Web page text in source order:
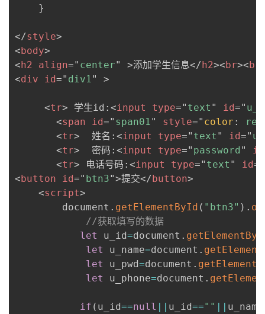
}
</style>
<body>
<h2 align=" center" >添加学生信息</h2><br><br
<div id=" div1" >
<tr> 学生id: <input type=" text " id="
<span id=" span01" style=" color : red
<tr>
  姓名:
<input type=" text " id="
<tr>
  密码:
<input type=" password " id
<tr> 电话号码: <input type=" text " id=
<button id=" btn3">提交</button>
<script>
        document
. getElementById ( "btn3" ) .
//获取填写的数据
let
u_id=document .
let
u_name=document .
let
u_pwd=document .
let
u_phone=document .
if ( u_id==null || u_id=="" || u_name